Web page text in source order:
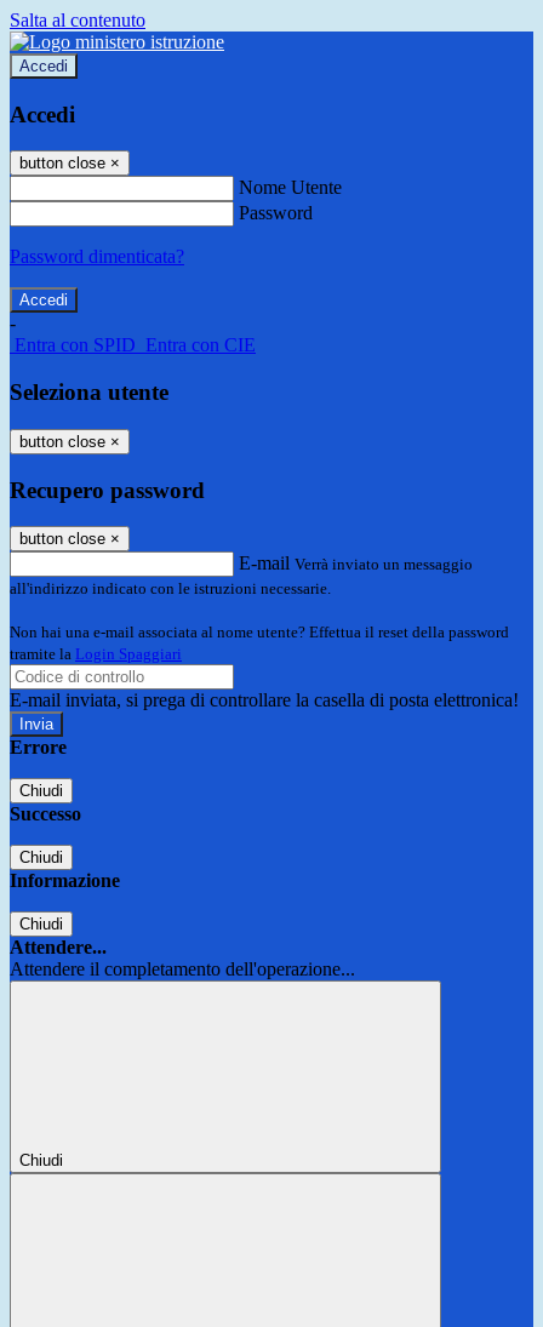
Salta al contenuto
Accedi
Accedi
button close ×
Nome Utente
Password
Password dimenticata?
-
Entra con SPID Entra con CIE
Seleziona utente
button close ×
Recupero password
button close ×
E-mail Verrà inviato un messaggio
all'indirizzo indicato con le istruzioni necessarie.
Non hai una e-mail associata al nome utente? Effettua il reset della password
tramite la Login Spaggiari
E-mail inviata, si prega di controllare la casella di posta elettronica!
Errore
Chiudi
Successo
Chiudi
Informazione
Chiudi
Attendere...
Attendere il completamento dell'operazione...
Chiudi